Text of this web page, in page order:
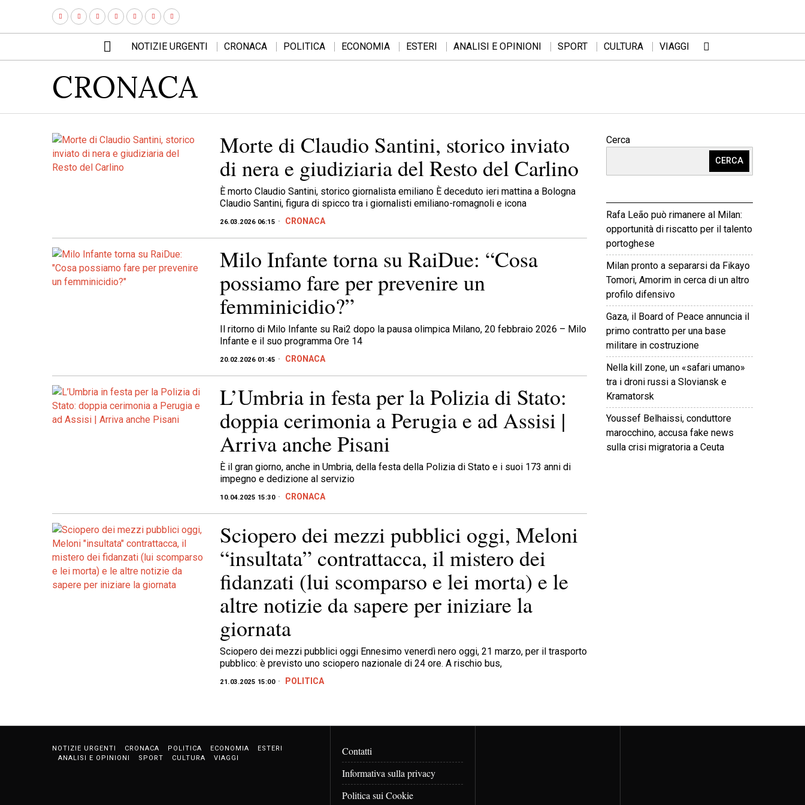
NOTIZIE URGENTI CRONACA POLITICA ECONOMIA ESTERI ANALISI E OPINIONI SPORT CULTURA VIAGGI
CRONACA
Morte di Claudio Santini, storico inviato
di nera e giudiziaria del Resto del Carlino
È morto Claudio Santini, storico giornalista emiliano È deceduto ieri mattina a Bologna
Claudio Santini, figura di spicco tra i giornalisti emiliano-romagnoli e icona
26.03.2026 06:15 CRONACA
Milo Infante torna su RaiDue: “Cosa
possiamo fare per prevenire un
femminicidio?”
Il ritorno di Milo Infante su Rai2 dopo la pausa olimpica Milano, 20 febbraio 2026 – Milo
Infante e il suo programma Ore 14
20.02.2026 01:45 CRONACA
L’Umbria in festa per la Polizia di Stato:
doppia cerimonia a Perugia e ad Assisi |
Arriva anche Pisani
È il gran giorno, anche in Umbria, della festa della Polizia di Stato e i suoi 173 anni di
impegno e dedizione al servizio
10.04.2025 15:30 CRONACA
Sciopero dei mezzi pubblici oggi, Meloni
“insultata” contrattacca, il mistero dei
fidanzati (lui scomparso e lei morta) e le
altre notizie da sapere per iniziare la
giornata
Sciopero dei mezzi pubblici oggi Ennesimo venerdì nero oggi, 21 marzo, per il trasporto
pubblico: è previsto uno sciopero nazionale di 24 ore. A rischio bus,
21.03.2025 15:00 POLITICA
Cerca
CERCA
Rafa Leão può rimanere al Milan:
opportunità di riscatto per il talento
portoghese
Milan pronto a separarsi da Fikayo
Tomori, Amorim in cerca di un altro
profilo difensivo
Gaza, il Board of Peace annuncia il
primo contratto per una base
militare in costruzione
Nella kill zone, un «safari umano»
tra i droni russi a Sloviansk e
Kramatorsk
Youssef Belhaissi, conduttore
marocchino, accusa fake news
sulla crisi migratoria a Ceuta
NOTIZIE URGENTI CRONACA POLITICA ECONOMIA
ESTERI
ANALISI E OPINIONI
SPORT CULTURA VIAGGI
Contatti
Informativa sulla privacy
Politica sui Cookie